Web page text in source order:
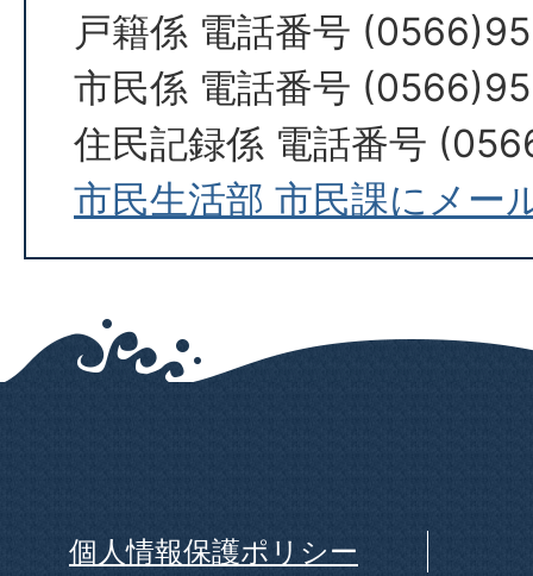
戸籍係 電話番号
市民係 電話番号
住民記録係 電話番号
市民生活部 市民課にメー
個人情報保護ポリシー